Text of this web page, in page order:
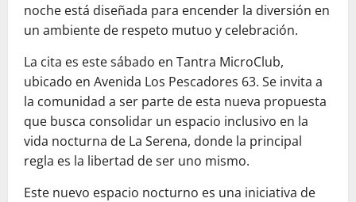
noche está diseñada para encender la diversión en
un ambiente de respeto mutuo y celebración.
La cita es este sábado en Tantra MicroClub,
ubicado en Avenida Los Pescadores 63. Se invita a
la comunidad a ser parte de esta nueva propuesta
que busca consolidar un espacio inclusivo en la
vida nocturna de La Serena, donde la principal
regla es la libertad de ser uno mismo.
Este nuevo espacio nocturno es una iniciativa de